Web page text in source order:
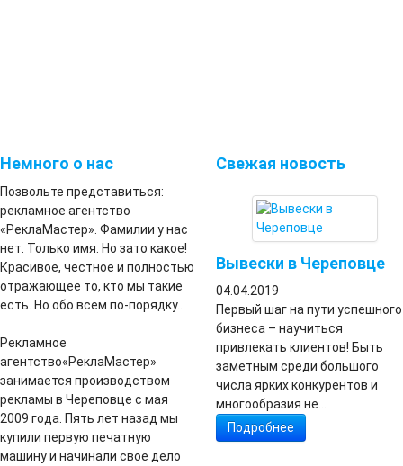
Немного о нас
Позвольте представиться:
рекламное агентство
«РеклаМастер». Фамилии у нас
нет. Только имя. Но зато какое!
Красивое, честное и полностью
отражающее то, кто мы такие
есть. Но обо всем по-порядку…
Рекламное
агентство«РеклаМастер»
занимается производством
рекламы в Череповце с мая
2009 года. Пять лет назад мы
купили первую печатную
машину и начинали свое дело
Свежая новость
Вывески в Череповце
04.04.2019
Первый шаг на пути успешного
бизнеса – научиться
привлекать клиентов! Быть
заметным среди большого
числа ярких конкурентов и
многообразия не...
Подробнее